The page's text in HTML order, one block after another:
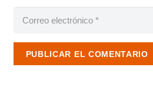
PUBLICAR EL COMENTARIO